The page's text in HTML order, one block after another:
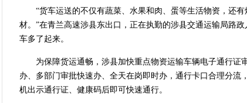
“货车运送的不仅有蔬菜、水果和肉、蛋等生活物资，还
材。”在青兰高速涉县东出口，正在执勤的涉县交通运输局路
车多了起来。
为保障货运通畅，涉县加快重点物资运输车辆电子通行证
办、多部门审批快速办、全天在岗即时办，通行卡口合理分流
机出示通行证、健康码后即可快速通行。